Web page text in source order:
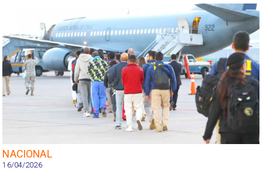
NACIONAL
16/04/2026